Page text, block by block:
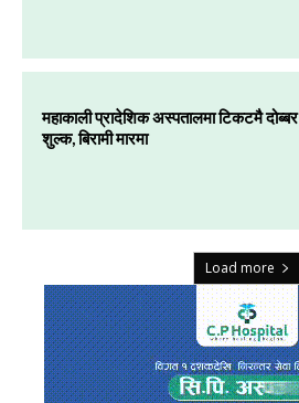
महाकाली प्रादेशिक अस्पतालमा टिकटमै दोब्बर
शुल्क, बिरामी मारमा
Load more